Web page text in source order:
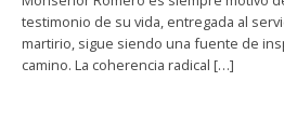
testimonio de su vida, entregada al
martirio, sigue siendo una fuente de
camino. La coherencia radical […]